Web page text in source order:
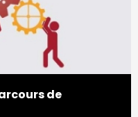
de